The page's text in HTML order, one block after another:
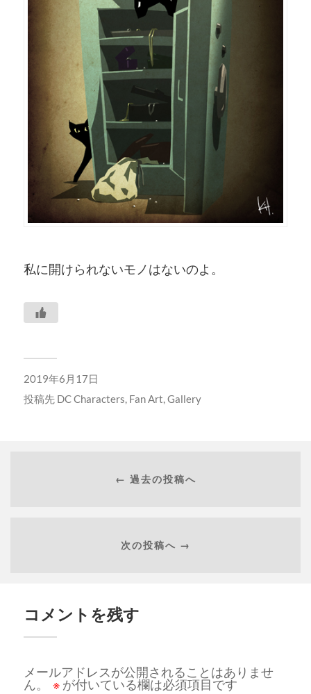
私に開けられないモノはないのよ。
2019年6月17日
投稿先 DC Characters Fan Art Gallery
← 過去の投稿へ
次の投稿へ →
コメントを残す
メールアドレスが公開されることはありませ
ん。
※ が付いている欄は必須項目です